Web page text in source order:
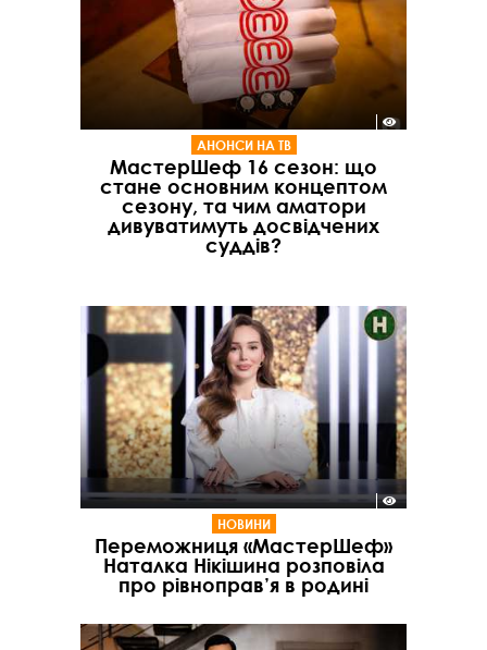
АНОНСИ НА ТВ
МастерШеф 16 сезон: що
стане основним концептом
сезону, та чим аматори
дивуватимуть досвідчених
суддів?
НОВИНИ
Переможниця «МастерШеф»
Наталка Нікішина розповіла
про рівноправ’я в родині